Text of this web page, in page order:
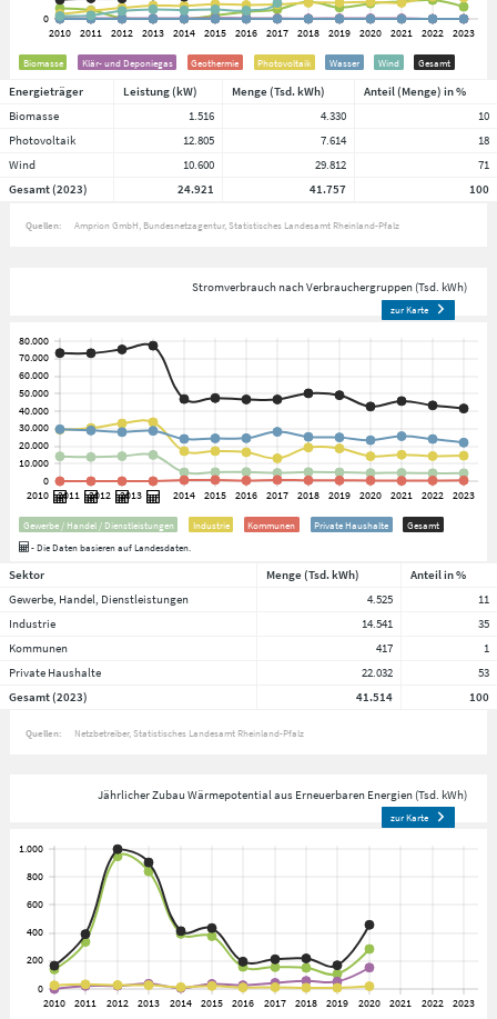
Biomasse Klär- und Deponiegas Geothermie Photovoltaik Wasser Wind Gesamt
Energieträger Leistung (kW) Menge (Tsd. kWh)
Anteil (Menge) in %
Biomasse
1.516 4.330
10
Photovoltaik
12.805 7.614
18
Wind
10.600 29.812
71
Gesamt (2023)
24.921 41.757 100
Quellen: Amprion GmbH Bundesnetzagentur Statistisches Landesamt Rheinland-Pfalz
Stromverbrauch nach Verbrauchergruppen (Tsd. kWh)
zur Karte
Gewerbe / Handel / Dienstleistungen Industrie Kommunen Private Haushalte
Gesamt
- Die Daten basieren auf Landesdaten.
Sektor Menge (Tsd. kWh)
Anteil in %
Gewerbe, Handel, Dienstleistungen
4.525
11
Industrie
14.541
35
Kommunen
417
1
Private Haushalte
22.032
53
Gesamt (2023)
41.514 100
Quellen: Netzbetreiber Statistisches Landesamt Rheinland-Pfalz
Jährlicher Zubau Wärmepotential aus Erneuerbaren Energien (Tsd. kWh)
zur Karte